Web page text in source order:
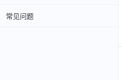
常见问题